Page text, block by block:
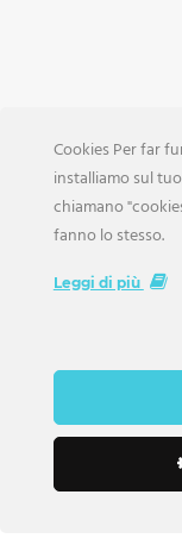
Cookies Per far
installiamo sul
chiamano
fanno lo stesso.
Leggi di più